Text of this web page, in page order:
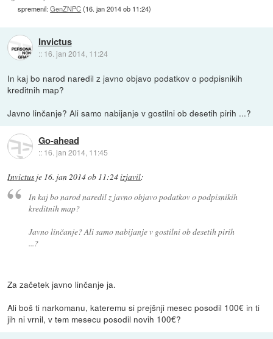
spremenil:GenZNPC(16. jan 2014 ob 11:24)
Invictus
:: 16. jan 2014, 11:24
In kaj bo narod naredil z javno objavo podatkov o podpisnikih
kreditnih map?
Javno linčanje? Ali samo nabijanje v gostilni ob desetih pirih ...?
Go-ahead
:: 16. jan 2014, 11:45
Invictus je 16. jan 2014 ob 11:24izjavil:
In kaj bo narod naredil z javno objavo podatkov o podpisnikih
kreditnih map?
Javno linčanje? Ali samo nabijanje v gostilni ob desetih pirih
...?
Za začetek javno linčanje ja.
Ali boš ti narkomanu, kateremu si prejšnji mesec posodil 100€ in ti
jih ni vrnil, v tem mesecu posodil novih 100€?